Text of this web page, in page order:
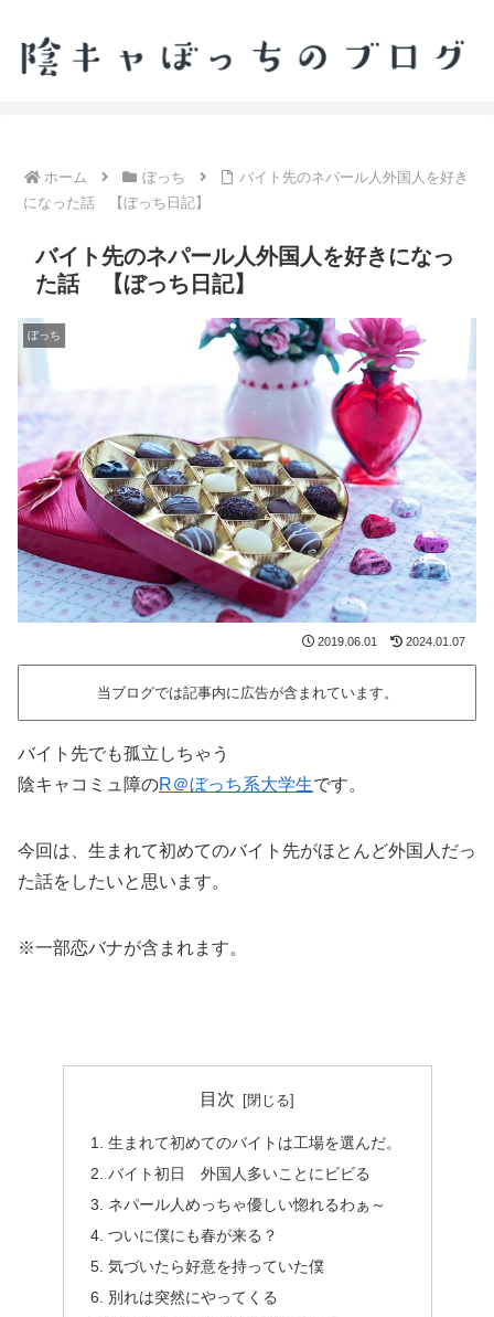
ホーム ぼっち
バイト先のネパール人外国人を好き
になった話 【ぼっち日記】
バイト先のネパール人外国人を好きになっ
た話 【ぼっち日記】
ぼっち
2019.06.01 2024.01.07
当ブログでは記事内に広告が含まれています。
バイト先でも孤立しちゃう
陰キャコミュ障のR＠ぼっち系大学生です。
今回は、生まれて初めてのバイト先がほとんど外国人だっ
た話をしたいと思います。
※一部恋バナが含まれます。
目次
生まれて初めてのバイトは工場を選んだ。
バイト初日 外国人多いことにビビる
ネパール人めっちゃ優しい惚れるわぁ～
ついに僕にも春が来る？
気づいたら好意を持っていた僕
別れは突然にやってくる